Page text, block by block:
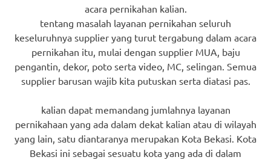
acara pernikahan kalian.
tentang masalah layanan pernikahan seluruh
keseluruhnya supplier yang turut tergabung dalam acara
pernikahan itu, mulai dengan supplier MUA, baju
pengantin, dekor, poto serta video, MC, selingan. Semua
supplier barusan wajib kita putuskan serta diatasi pas.
kalian dapat memandang jumlahnya layanan
pernikahaan yang ada dalam dekat kalian atau di wilayah
yang lain, satu diantaranya merupakan Kota Bekasi. Kota
Bekasi ini sebagai sesuatu kota yang ada di dalam